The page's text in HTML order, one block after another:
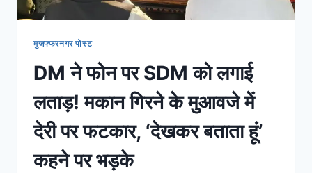
मुजफ्फरनगर पोस्ट
DM ने फोन पर SDM को लगाई
लताड़! मकान गिरने के मुआवजे में
देरी पर फटकार, ‘देखकर बताता हूं’
कहने पर भड़के